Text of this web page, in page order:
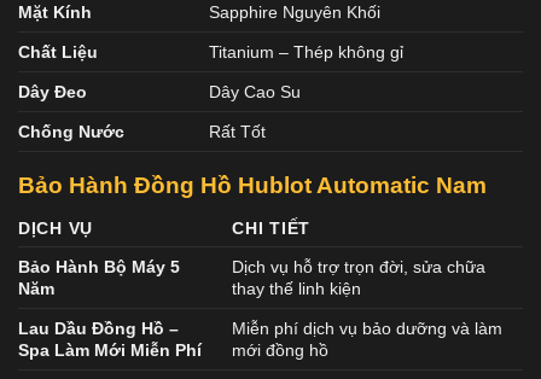
Mặt Kính Sapphire Nguyên Khối
Chất Liệu Titanium – Thép không gỉ
Dây Đeo Dây Cao Su
Chống Nước Rất Tốt
Bảo Hành Đồng Hồ Hublot Automatic Nam
DỊCH VỤ
CHI TIẾT
Bảo Hành Bộ Máy 5
Năm
Dịch vụ hỗ trợ trọn đời, sửa chữa
thay thế linh kiện
Lau Dầu Đồng Hồ –
Spa Làm Mới Miễn Phí
Miễn phí dịch vụ bảo dưỡng và làm
mới đồng hồ